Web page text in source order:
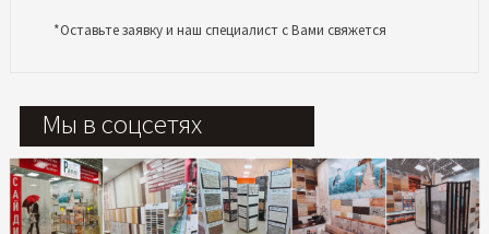
*Оставьте заявку и наш специалист с Вами свяжется
Мы в соцсетях